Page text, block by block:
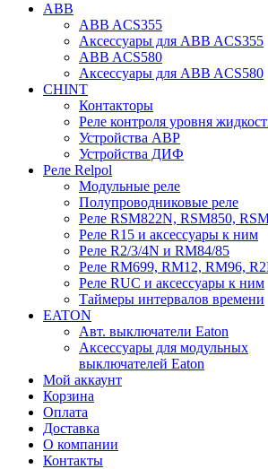
ABB
ABB ACS355
Аксессуары для ABB ACS355
ABB ACS580
Аксессуары для ABB ACS580
CHINT
Контакторы
Реле контроля уровня
Устройства АВР
Устройства ДИФ
Реле Relpol
Модульные реле
Полупроводниковые реле
Реле RSM822N, RSM850,
Реле R15 и аксессуары к ним
Реле R2/3/4N и RM84/85
Реле RM699, RM12, RM96,
Реле RUC и аксессуары к ним
Таймеры интервалов времени
EATON
Авт. выключатели Eaton
Аксессуары для модульных
выключателей Eaton
Мой аккаунт
Корзина
Оплата
Доставка
О компании
Контакты